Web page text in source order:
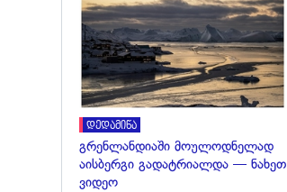
დედამიწა
გრენლანდიაში მოულოდნელად
აისბერგი გადატრიალდა — ნახეთ
ვიდეო